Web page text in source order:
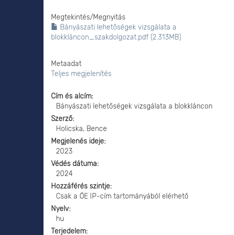
Megtekintés/Megnyitás
Bányászati lehetőségek vizsgálata a
blokkláncon_szakdolgozat.pdf (2.313MB)
Metaadat
Teljes megjelenítés
Cím és alcím
Bányászati lehetőségek vizsgálata a blokkláncon
Szerző
Holicska, Bence
Megjelenés ideje
2023
Védés dátuma
2024
Hozzáférés szintje
Csak a ÓE IP-cím tartományából elérhető
Nyelv
hu
Terjedelem